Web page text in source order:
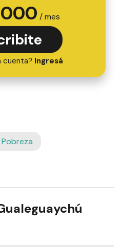
/ mes
cuenta? Ingresá
Pobreza